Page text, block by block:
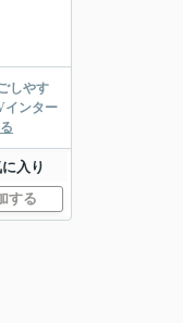
しやす
インター
入り
する